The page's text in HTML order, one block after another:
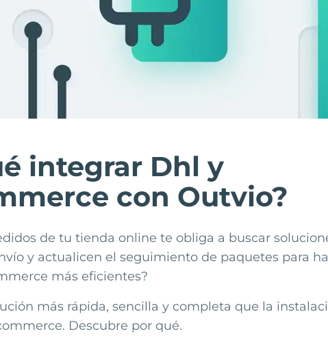
integrar Dhl y
con Outvio?
de tu tienda online te obliga a buscar
y actualicen el seguimiento de paquetes para
más eficientes?
más rápida, sencilla y completa que la
. Descubre por qué.